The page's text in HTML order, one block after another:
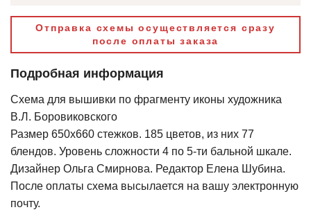
Отправка схемы осуществляется сразу
после оплаты заказа
Подробная информация
Схема для вышивки по фрагменту иконы художника
В.Л. Боровиковского
Размер 650х660 стежков. 185 цветов, из них 77
блендов. Уровень сложности 4 по 5-ти бальной шкале.
Дизайнер Ольга Смирнова. Редактор Елена Шубина.
После оплаты схема высылается на вашу электронную
почту.